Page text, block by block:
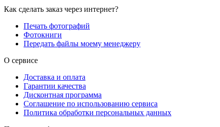
Как сделать заказ через интернет?
Печать фотографий
Фотокниги
Передать файлы моему менеджеру
О сервисе
Доставка и оплата
Гарантии качества
Дисконтная программа
Соглашение по использованию сервиса
Политика обработки персональных данных